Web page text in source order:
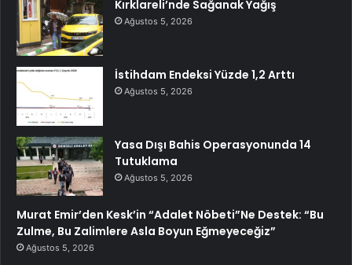
Kırklareli’nde Sağanak Yağış
Ağustos 5, 2026
İstihdam Endeksi Yüzde 1,2 Arttı
Ağustos 5, 2026
Yasa Dışı Bahis Operasyonunda 14
Tutuklama
Ağustos 5, 2026
Murat Emir’den Kesk’in “Adalet Nöbeti”Ne Destek: “Bu
Zulme, Bu Zalimlere Asla Boyun Eğmeyeceğiz”
Ağustos 5, 2026